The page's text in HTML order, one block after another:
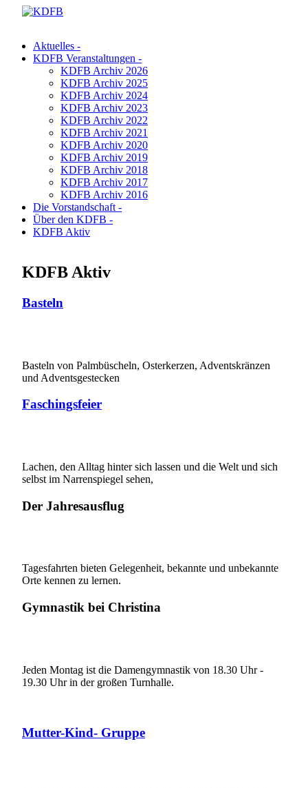
Aktuelles -
KDFB Veranstaltungen -
KDFB Archiv 2026
KDFB Archiv 2025
KDFB Archiv 2024
KDFB Archiv 2023
KDFB Archiv 2022
KDFB Archiv 2021
KDFB Archiv 2020
KDFB Archiv 2019
KDFB Archiv 2018
KDFB Archiv 2017
KDFB Archiv 2016
Die Vorstandschaft -
Über den KDFB -
KDFB Aktiv
KDFB Aktiv
Basteln
Basteln von Palmbüscheln, Osterkerzen, Adventskränzen
und Adventsgestecken
Faschingsfeier
Lachen, den Alltag hinter sich lassen und die Welt und sich
selbst im Narrenspiegel sehen,
Der Jahresausflug
Tagesfahrten bieten Gelegenheit, bekannte und unbekannte
Orte kennen zu lernen.
Gymnastik bei Christina
Jeden Montag ist die Damengymnastik von 18.30 Uhr -
19.30 Uhr in der großen Turnhalle.
Mutter-Kind- Gruppe